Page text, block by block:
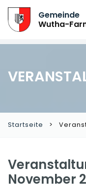
Gemeinde
Wutha-
Startseite
November